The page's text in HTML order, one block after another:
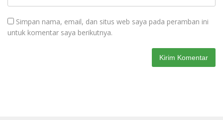
Simpan nama, email, dan situs web saya pada peramban ini
untuk komentar saya berikutnya.